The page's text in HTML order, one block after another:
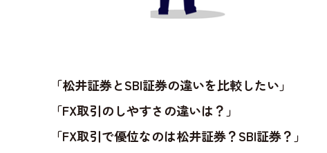
「松井証券とSBI証券の違いを比較したい」
「FX取引のしやすさの違いは？」
「FX取引で優位なのは松井証券？SBI証券？」